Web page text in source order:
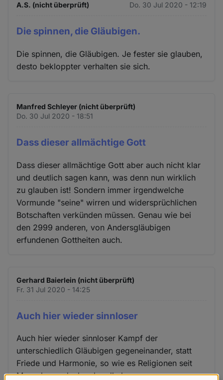
A.S. (nicht überprüft) Do. 30 Jul 2020 - 12:19
Die spinnen, die Gläubigen.
Die spinnen, die Gläubigen. Je fester sie glauben,
desto bekloppter verhalten sie sich.
Manfred Schleyer (nicht überprüft)
Do. 30 Jul 2020 - 18:51
Dass dieser allmächtige Gott
Dass dieser allmächtige Gott aber auch nicht klar
und deutlich sagen kann, was denn nun wirklich
zu glauben ist! Sondern immer irgendwelche
Vormunde "seine" wirren und widersprüchlichen
Botschaften verkünden müssen. Genau wie bei
den 2999 anderen, von Andersgläubigen
erfundenen Gottheiten auch.
Gerhard Baierlein (nicht überprüft)
Fr. 31 Jul 2020 - 14:25
Auch hier wieder sinnloser
Auch hier wieder sinnloser Kampf der
unterschiedlich Gläubigen gegeneinander, statt
Friede und Harmonie, so wie es Religionen seit
Menschengedenken handhaben.